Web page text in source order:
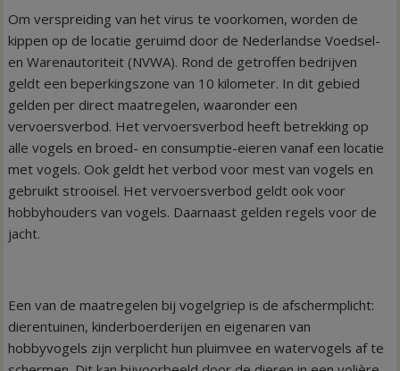
Om verspreiding van het virus te voorkomen, worden de
kippen op de locatie geruimd door de Nederlandse Voedsel-
en Warenautoriteit (NVWA). Rond de getroffen bedrijven
geldt een beperkingszone van 10 kilometer. In dit gebied
gelden per direct maatregelen, waaronder een
vervoersverbod. Het vervoersverbod heeft betrekking op
alle vogels en broed- en consumptie-eieren vanaf een locatie
met vogels. Ook geldt het verbod voor mest van vogels en
gebruikt strooisel. Het vervoersverbod geldt ook voor
hobbyhouders van vogels. Daarnaast gelden regels voor de
jacht.
Een van de maatregelen bij vogelgriep is de afschermplicht:
dierentuinen, kinderboerderijen en eigenaren van
hobbyvogels zijn verplicht hun pluimvee en watervogels af te